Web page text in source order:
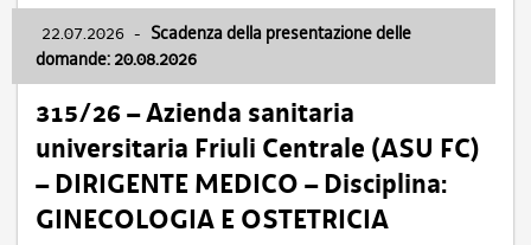
22.07.2026 - Scadenza della presentazione delle
domande: 20.08.2026
315/26 – Azienda sanitaria
universitaria Friuli Centrale (ASU FC)
– DIRIGENTE MEDICO – Disciplina:
GINECOLOGIA E OSTETRICIA